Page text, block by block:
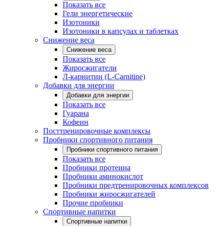
Показать все
Гели энергетические
Изотоники
Изотоники в капсулах и таблетках
Снижение веса
Снижение веса
Показать все
Жиросжигатели
Л-карнитин (L-Carnitine)
Добавки для энергии
Добавки для энергии
Показать все
Гуарана
Кофеин
Посттренировочные комплексы
Пробники спортивного питания
Пробники спортивного питания
Показать все
Пробники протеина
Пробники аминокислот
Пробники предтренировочных комплексов
Пробники жиросжигателей
Прочие пробники
Спортивные напитки
Спортивные напитки